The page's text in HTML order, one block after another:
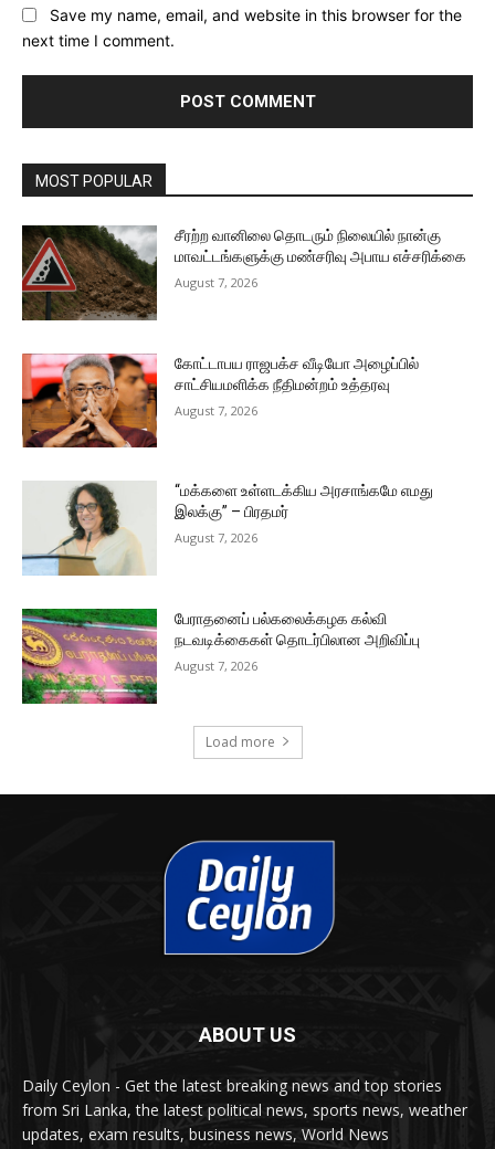
Save my name, email, and website in this browser for the
next time I comment.
MOST POPULAR
சீரற்ற வானிலை தொடரும் நிலையில் நான்கு
மாவட்டங்களுக்கு மண்சரிவு அபாய எச்சரிக்கை
August 7, 2026
கோட்டாபய ராஜபக்ச வீடியோ அழைப்பில்
சாட்சியமளிக்க நீதிமன்றம் உத்தரவு
August 7, 2026
“மக்களை உள்ளடக்கிய அரசாங்கமே எமது
இலக்கு” – பிரதமர்
August 7, 2026
பேராதனைப் பல்கலைக்கழக கல்வி
நடவடிக்கைகள் தொடர்பிலான அறிவிப்பு
August 7, 2026
Load more
ABOUT US
Daily Ceylon - Get the latest breaking news and top stories
from Sri Lanka, the latest political news, sports news, weather
updates, exam results, business news, World News